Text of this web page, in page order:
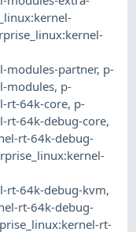
modules-partner, p-
modules, p-
rt-64k-core, p-
rt-64k-debug-core,
rt-64k-debug-
rt-64k-debug-kvm,
rt-64k-debug-
rt-